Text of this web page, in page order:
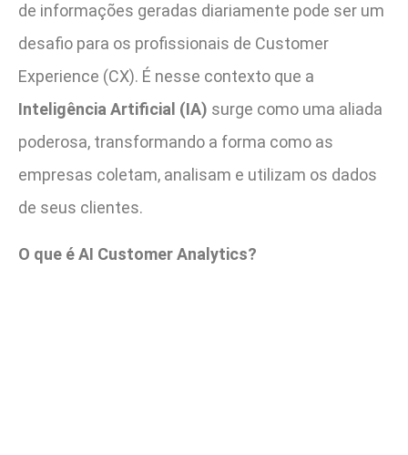
de informações geradas diariamente pode ser um
desafio para os profissionais de Customer
Experience (CX). É nesse contexto que a
Inteligência Artificial (IA) surge como uma aliada
poderosa, transformando a forma como as
empresas coletam, analisam e utilizam os dados
de seus clientes.
O que é AI Customer Analytics?